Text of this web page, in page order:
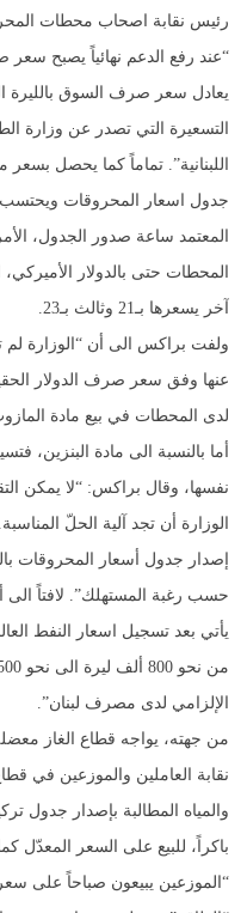
رئيس نقابة اصحاب محطات
“عند رفع الدعم نهائياً يصبح سعر
يعادل سعر صرف السوق بالليرة
التسعيرة التي تصدر عن وزارة
اللبنانية”. تماماً كما يحصل
جدول اسعار المحروقات ويحتسب
المعتمد ساعة صدور الجدول،
آخر يسعرها بـ21 وثالث بـ23.
ولفت براكس الى أن “الوزارة
عنها وفق سعر صرف الدولار
لدى المحطات في بيع مادة
أما بالنسبة الى مادة البنزين،
نفسها، وقال براكس: “لا يمكن
الوزارة أن تجد آلية الحلّ
إصدار جدول أسعار المحروقات
حسب رغبة المستهلك”. لافتاً الى
يأتي بعد تسجيل اسعار النفط
الإلزامي لدى مصرف لبنان”.
من جهته، يواجه قطاع الغاز
نقابة العاملين والموزعين في
والمياه المطالبة بإصدار جدول
باكراً، للبيع على السعر المعدّل
“الموزعين يبيعون صباحاً على